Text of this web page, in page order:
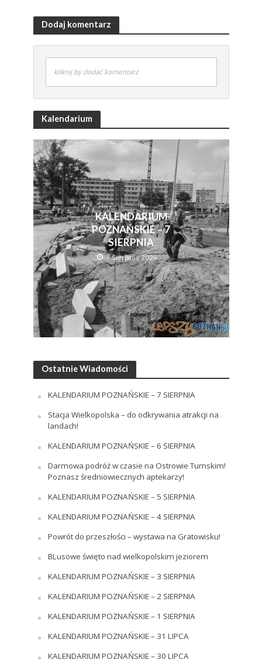
Dodaj komentarz
kliknij by dodać komentarz
Kalendarium
KALENDARIUM
POZNAŃSKIE – 7
SIERPNIA
7 Sierpnia 2026
Ostatnie Wiadomości
KALENDARIUM POZNAŃSKIE – 7 SIERPNIA
Stacja Wielkopolska – do odkrywania atrakcji na
landach!
KALENDARIUM POZNAŃSKIE – 6 SIERPNIA
Darmowa podróż w czasie na Ostrowie Tumskim!
Poznasz średniowiecznych aptekarzy!
KALENDARIUM POZNAŃSKIE – 5 SIERPNIA
KALENDARIUM POZNAŃSKIE – 4 SIERPNIA
Powrót do przeszłości – wystawa na Gratowisku!
BLusowe święto nad wielkopolskim jeziorem
KALENDARIUM POZNAŃSKIE – 3 SIERPNIA
KALENDARIUM POZNAŃSKIE – 2 SIERPNIA
KALENDARIUM POZNAŃSKIE – 1 SIERPNIA
KALENDARIUM POZNAŃSKIE – 31 LIPCA
KALENDARIUM POZNAŃSKIE – 30 LIPCA